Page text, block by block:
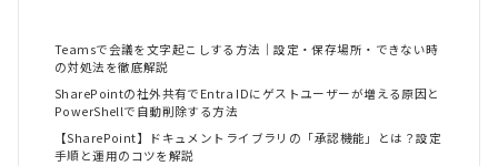
Teamsで会議を文字起こしする方法｜設定・保存場所・できない時
の対処法を徹底解説
SharePointの社外共有でEntra IDにゲストユーザーが増える原因と
PowerShellで自動削除する方法
【SharePoint】ドキュメントライブラリの「承認機能」とは？設定
手順と運用のコツを解説